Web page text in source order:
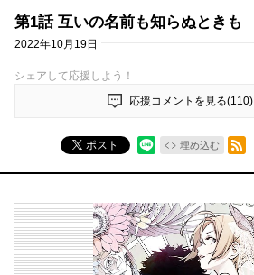
第1話 互いの名前も知らぬときも
2022年10月19日
シェアして応援しよう！
応援コメントを見る(110)
ポスト 埋め込む
RSSフィード